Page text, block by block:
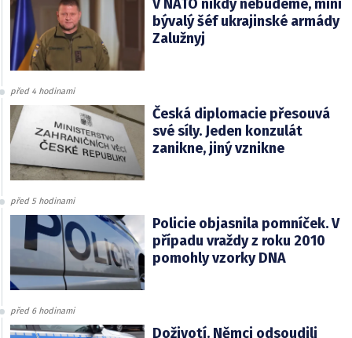
V NATO nikdy nebudeme, míní
bývalý šéf ukrajinské armády
Zalužnyj
před 4 hodinami
Česká diplomacie přesouvá
své síly. Jeden konzulát
zanikne, jiný vznikne
před 5 hodinami
Policie objasnila pomníček. V
případu vraždy z roku 2010
pomohly vzorky DNA
před 6 hodinami
Doživotí. Němci odsoudili